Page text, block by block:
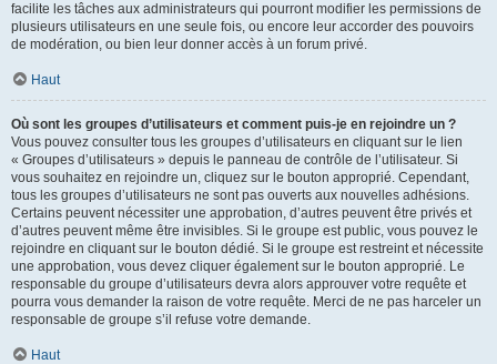
facilite les tâches aux administrateurs qui pourront modifier les permissions de
plusieurs utilisateurs en une seule fois, ou encore leur accorder des pouvoirs
de modération, ou bien leur donner accès à un forum privé.
Haut
Où sont les groupes d’utilisateurs et comment puis-je en rejoindre un ?
Vous pouvez consulter tous les groupes d’utilisateurs en cliquant sur le lien
« Groupes d’utilisateurs » depuis le panneau de contrôle de l’utilisateur. Si
vous souhaitez en rejoindre un, cliquez sur le bouton approprié. Cependant,
tous les groupes d’utilisateurs ne sont pas ouverts aux nouvelles adhésions.
Certains peuvent nécessiter une approbation, d’autres peuvent être privés et
d’autres peuvent même être invisibles. Si le groupe est public, vous pouvez le
rejoindre en cliquant sur le bouton dédié. Si le groupe est restreint et nécessite
une approbation, vous devez cliquer également sur le bouton approprié. Le
responsable du groupe d’utilisateurs devra alors approuver votre requête et
pourra vous demander la raison de votre requête. Merci de ne pas harceler un
responsable de groupe s’il refuse votre demande.
Haut